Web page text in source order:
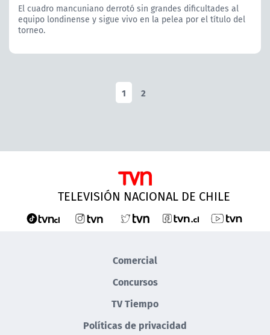
El cuadro mancuniano derrotó sin grandes dificultades al
equipo londinense y sigue vivo en la pelea por el título del
torneo.
1 2
TELEVISIÓN NACIONAL DE CHILE
Comercial
Concursos
TV Tiempo
Políticas de privacidad